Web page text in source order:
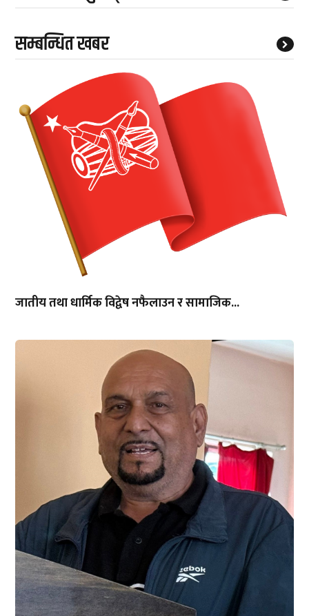
सम्बन्धित खबर
जातीय तथा धार्मिक विद्वेष नफैलाउन र सामाजिक...